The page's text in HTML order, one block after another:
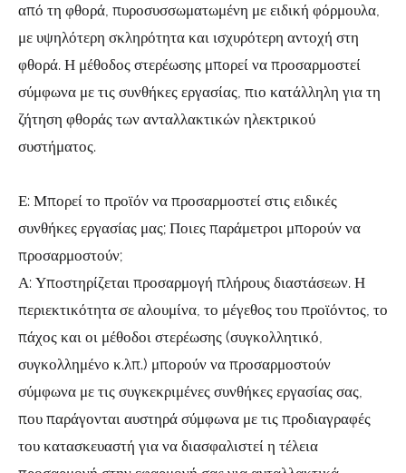
από τη φθορά, πυροσυσσωματωμένη με ειδική φόρμουλα,
με υψηλότερη σκληρότητα και ισχυρότερη αντοχή στη
φθορά. Η μέθοδος στερέωσης μπορεί να προσαρμοστεί
σύμφωνα με τις συνθήκες εργασίας, πιο κατάλληλη για τη
ζήτηση φθοράς των ανταλλακτικών ηλεκτρικού
συστήματος.
Ε: Μπορεί το προϊόν να προσαρμοστεί στις ειδικές
συνθήκες εργασίας μας; Ποιες παράμετροι μπορούν να
προσαρμοστούν;
Α: Υποστηρίζεται προσαρμογή πλήρους διαστάσεων. Η
περιεκτικότητα σε αλουμίνα, το μέγεθος του προϊόντος, το
πάχος και οι μέθοδοι στερέωσης (συγκολλητικό,
συγκολλημένο κ.λπ.) μπορούν να προσαρμοστούν
σύμφωνα με τις συγκεκριμένες συνθήκες εργασίας σας,
που παράγονται αυστηρά σύμφωνα με τις προδιαγραφές
του κατασκευαστή για να διασφαλιστεί η τέλεια